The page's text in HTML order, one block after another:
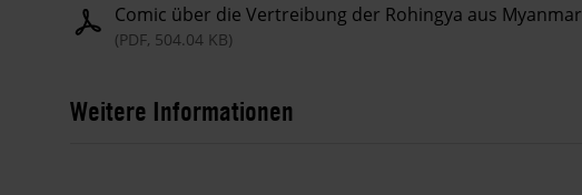
Comic über die Vertreibung der Rohingya aus Myanmar
(PDF, 504.04 KB)
Weitere Informationen